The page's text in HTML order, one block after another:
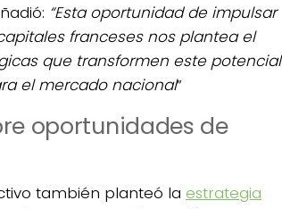
“Esta oportunidad de impulsar
franceses nos plantea el
que transformen este potencial
el mercado nacional”
oportunidades de
también planteó la estrategia